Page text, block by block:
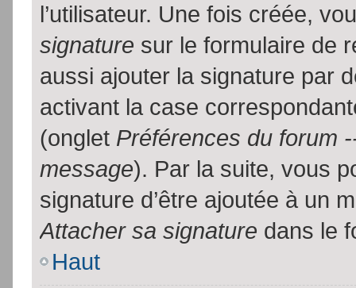
l’utilisateur. Une fois créée,
signature sur le formulaire de
aussi ajouter la signature par
activant la case
(onglet Préférences du forum
message). Par la suite, vous
signature d’être ajoutée à un
Attacher sa signature dans le
Haut